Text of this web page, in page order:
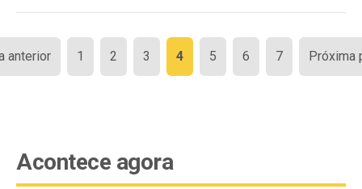
Paginação
de
anterior 1 2 3 4 5 6 7 Próxima
Acontece agora